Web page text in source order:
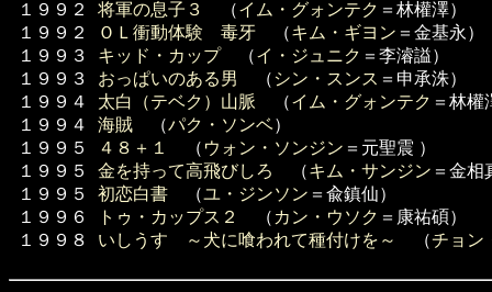
１９９２
１９９２
１９９３
１９９３
１９９４
１９９４
１９９５
１９９５
１９９５
１９９６
１９９８
将軍の息子３
（イム・グォンテク ＝林權澤）
ＯＬ衝動体験 毒牙 （キム・ギヨン ＝金基永）
キッド・カップ（イ・ジュニク ＝李濬謚）
おっぱいのある男
（ シン・スンス ＝申承洙）
太白（テベク）山脈 （イム・グォンテク ＝林權
海賊 （パク・ソンベ）
４８＋１
（ ウォン・ソンジン ＝元聖震 ）
金を持って高飛びしろ
（キム・サンジン ＝金相
初恋白書 （ユ・ジンソン ＝兪鎮仙）
トゥ・カップス２
（ カン・ウソク ＝康祐碩）
いしうす ～犬に喰われて種付けを～
（チョン